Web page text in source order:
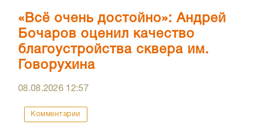
«Всё очень достойно»: Андрей
Бочаров оценил качество
благоустройства сквера им.
Говорухина
08.08.2026 12:57
Комментарии